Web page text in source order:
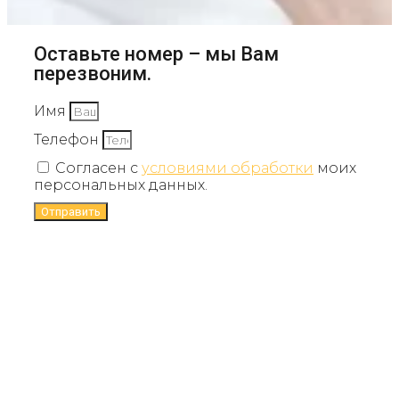
Оставьте номер – мы Вам
перезвоним.
Имя
Телефон
Согласен с условиями обработки моих
персональных данных.
Отправить